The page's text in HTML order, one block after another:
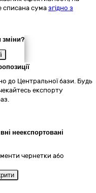
списана сума згідно з
зміни?
до Центральної бази. Будь
експорту
неекспортовані
чернетки або